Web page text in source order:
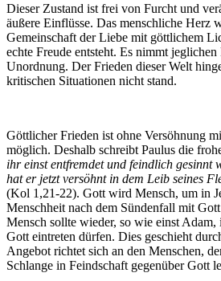
Dieser Zustand ist frei von Furcht und
äußere Einflüsse. Das menschliche Herz
Gemeinschaft der Liebe mit göttlichem
echte Freude entsteht. Es nimmt
Unordnung. Der Frieden dieser Welt
kritischen Situationen nicht stand.
Göttlicher Frieden ist ohne Versöhnung
möglich. Deshalb schreibt Paulus die
ihr einst entfremdet und feindlich gesinnt
hat er jetzt versöhnt in dem Leib seines
(Kol 1,21-22). Gott wird Mensch, um in
Menschheit nach dem Sündenfall mit
Mensch sollte wieder, so wie einst
Gott eintreten dürfen. Dies geschieht
Angebot richtet sich an den Menschen,
Schlange in Feindschaft gegenüber Gott